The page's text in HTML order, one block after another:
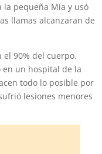
pequeña Mía y usó
llamas alcanzaran de
el 90% del cuerpo.
en un hospital de la
todo lo posible por
lesiones menores